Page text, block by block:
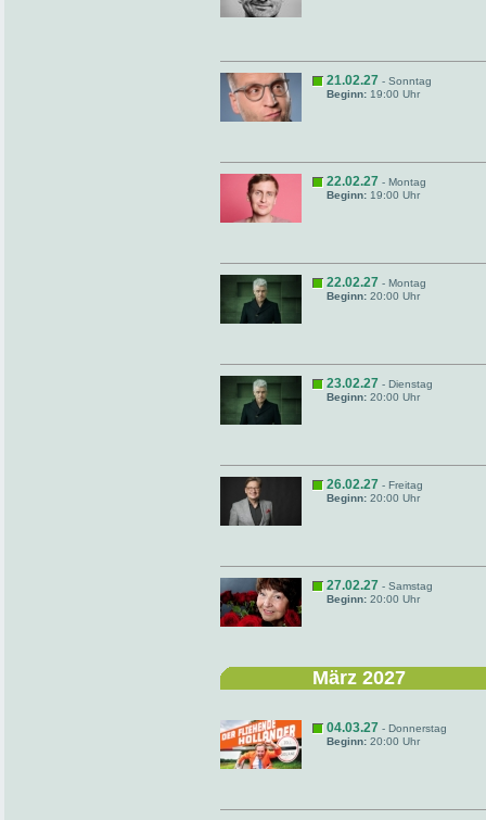
21.02.27 - Sonntag
Beginn: 19:00 Uhr
22.02.27 - Montag
Beginn: 19:00 Uhr
22.02.27 - Montag
Beginn: 20:00 Uhr
23.02.27 - Dienstag
Beginn: 20:00 Uhr
26.02.27 - Freitag
Beginn: 20:00 Uhr
27.02.27 - Samstag
Beginn: 20:00 Uhr
März 2027
04.03.27 - Donnerstag
Beginn: 20:00 Uhr